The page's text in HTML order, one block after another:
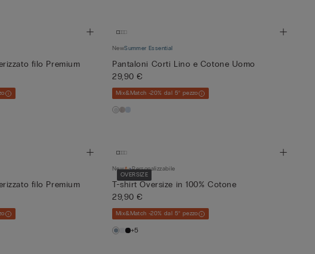
filo Premium
NewSummer Essential
Pantaloni Corti Lino e Cotone Uomo
29,90 €
Mix&Match -20% dal 5° pezzo
filo Premium
OVERSIZE
New Personalizzabile
T-shirt Oversize in 100% Cotone
29,90 €
Mix&Match -20% dal 5° pezzo
+5